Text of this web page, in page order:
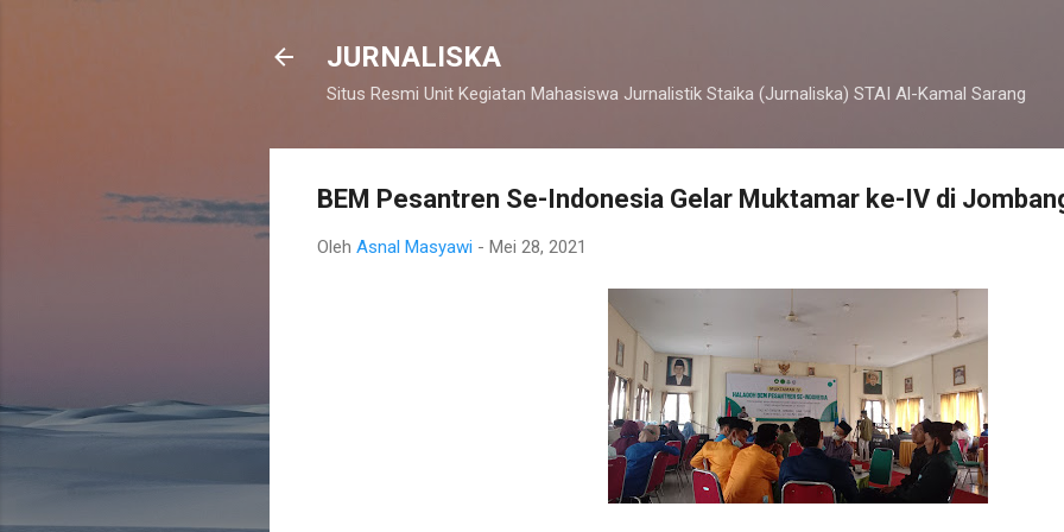
JURNALISKA
Situs Resmi Unit Kegiatan Mahasiswa Jurnalistik Staika (Jurnaliska) STAI Al-Kamal Sarang
BEM Pesantren Se-Indonesia Gelar Muktamar ke-IV di
Oleh Asnal Masyawi - Mei 28, 2021